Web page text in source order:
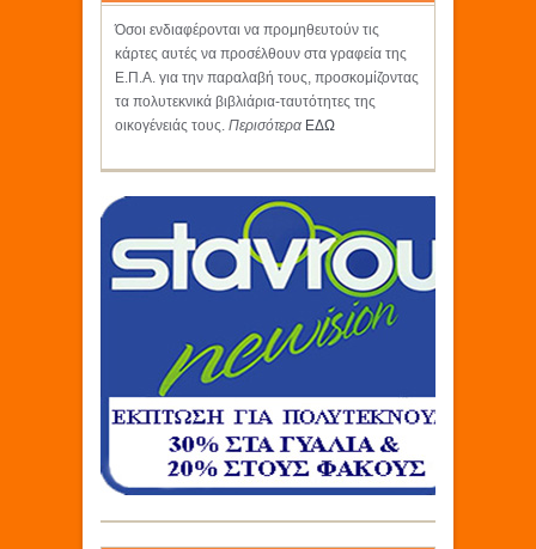
ΚΡΗΤΙΚΟΣ
Όσοι ενδιαφέρονται να προμηθευτούν τις
κάρτες αυτές να προσέλθουν στα γραφεία της
Ε.Π.Α. για την παραλαβή τους, προσκομίζοντας
τα πολυτεκνικά βιβλιάρια-ταυτότητες της
οικογένειάς τους. Περισότερα ΕΔΩ